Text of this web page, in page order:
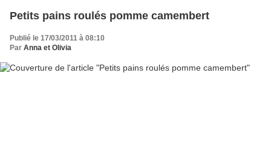
Petits pains roulés pomme camembert
Publié le 17/03/2011 à 08:10
Par Anna et Olivia